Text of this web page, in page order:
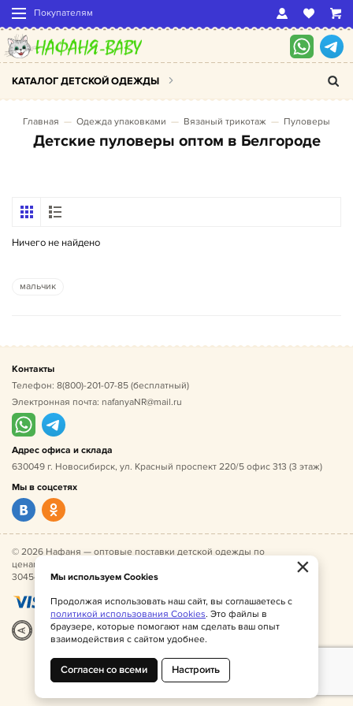
Покупателям
КАТАЛОГ ДЕТСКОЙ ОДЕЖДЫ
Главная Одежда упаковками Вязаный трикотаж Пуловеры
Детские пуловеры оптом в Белгороде
Ничего не найдено
мальчик
Контакты
Телефон: 8(800)-201-07-85 (бесплатный)
Электронная почта: nafanyaNR@mail.ru
Адрес офиса и склада
630049 г. Новосибирск, ул. Красный проспект 220/5 офис 313 (3 этаж)
Мы в соцсетях
© 2026 Нафаня — оптовые поставки детской одежды по
ценам производителя. ИНН 541005493544, ОГРН
304541027500052.
Разработка|Веб-аналитика
×
Мы используем Cookies
Продолжая использовать наш сайт, вы соглашаетесь с
политикой использования Cookies. Это файлы в
браузере, которые помогают нам сделать ваш опыт
взаимодействия с сайтом удобнее.
Согласен со всеми Настроить